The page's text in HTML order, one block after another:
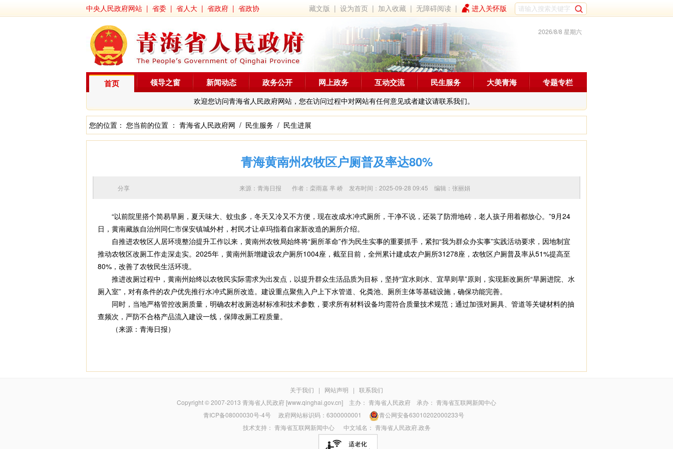
中央人民政府网站 | 省委 | 省人大 | 省政府 | 省政协 藏文版 |设为首页 | 加入收藏 |无障碍阅读 | 进入关怀版
2026/8/8 星期六
首页
欢迎您访问青海省人民政府网站，您在访问过程中对网站有任何意见或者建议请联系我们。
领导之窗 新闻动态 政务公开 网上政务 互动交流 民生服务 大美青海 专题专栏
您的位置： 您当前的位置 ： 青海省人民政府网 / 民生服务 / 民生进展
青海黄南州农牧区户厕普及率达80%
来源：青海日报 作者： 栾雨嘉 芈 峤 发布时间：2025-09-28 09:45 编辑：张丽娟
分享
“以前院里搭个简易旱厕，夏天味大、蚊虫多，冬天又冷又不方便，现在改成水冲式厕所，干净不说，还装了防滑地砖，老人孩子用着都放心。”9月24
日，黄南藏族自治州同仁市保安镇城外村，村民才让卓玛指着自家新改造的厕所介绍。
自推进农牧区人居环境整治提升工作以来，黄南州农牧局始终将“厕所革命”作为民生实事的重要抓手，紧扣“我为群众办实事”实践活动要求，因地制宜
推动农牧区改厕工作走深走实。2025年，黄南州新增建设农户厕所1004座，截至目前，全州累计建成农户厕所31278座，农牧区户厕普及率从51%提高至
80%，改善了农牧民生活环境。
推进改厕过程中，黄南州始终以农牧民实际需求为出发点，以提升群众生活品质为目标，坚持“宜水则水、宜旱则旱”原则，实现新改厕所“旱厕进院、水
厕入室”，对有条件的农户优先推行水冲式厕所改造。建设重点聚焦入户上下水管道、化粪池、厕所主体等基础设施，确保功能完善。
同时，当地严格管控改厕质量，明确农村改厕选材标准和技术参数，要求所有材料设备均需符合质量技术规范；通过加强对厕具、管道等关键材料的抽
查频次，严防不合格产品流入建设一线，保障改厕工程质量。
（来源：青海日报）
关于我们 | 网站声明 | 联系我们
Copyright © 2007-2013 青海省人民政府 [www.qinghai.gov.cn] 主办： 青海省人民政府 承办： 青海省互联网新闻中心
青ICP备08000030号-4号政府网站标识码：6300000001
青公网安备63010202000233号
技术支持： 青海省互联网新闻中心中文域名： 青海省人民政府.政务